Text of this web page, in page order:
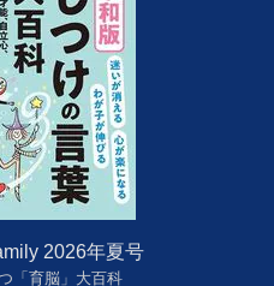
2026年夏号
「育脳」大百科